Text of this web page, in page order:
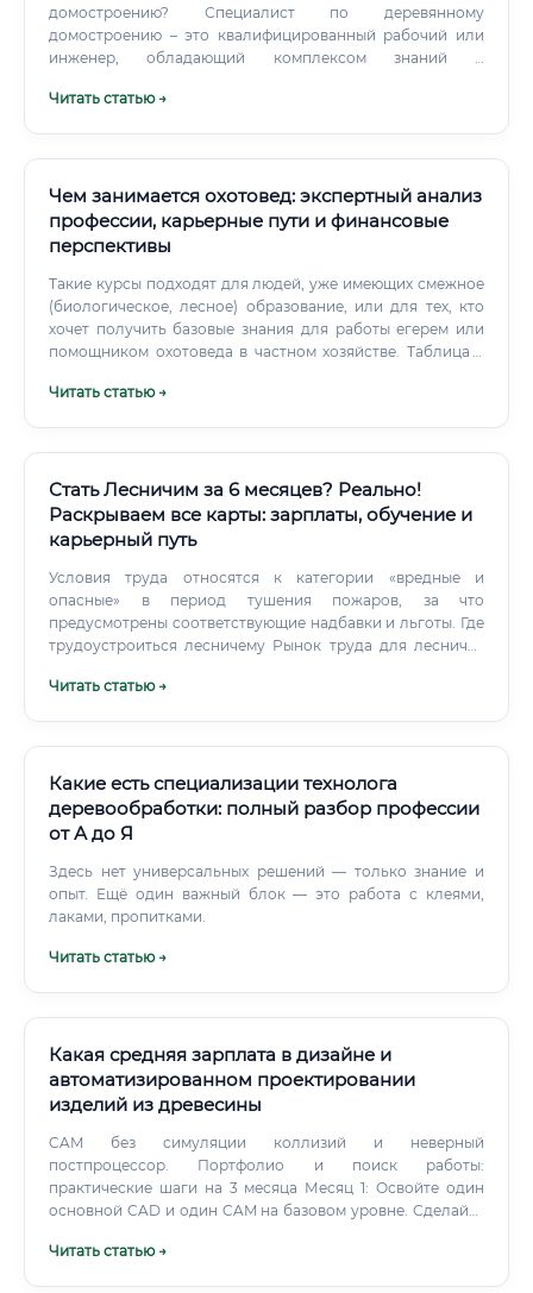
домостроению? Специалист по деревянному
домостроению – это квалифицированный рабочий или
инженер, обладающий комплексом знаний и
зданий из древесины. Эта профессия находится на стыке
Читать статью →
Чем занимается охотовед: экспертный анализ
профессии, карьерные пути и финансовые
перспективы
Такие курсы подходят для людей, уже имеющих смежное
(биологическое, лесное) образование, или для тех, кто
хочет получить базовые знания для работы егерем или
помощником охотоведа в частном хозяйстве. Таблица 1:
учиться? Современное охотоведение — это наука,
Читать статью →
Стать Лесничим за 6 месяцев? Реально!
Раскрываем все карты: зарплаты, обучение и
карьерный путь
Условия труда относятся к категории «вредные и
опасные» в период тушения пожаров, за что
предусмотрены соответствующие надбавки и льготы. Где
трудоустроиться лесничему Рынок труда для лесничих
Читать статью →
Какие есть специализации технолога
деревообработки: полный разбор профессии
от А до Я
Здесь нет универсальных решений — только знание и
опыт. Ещё один важный блок — это работа с клеями,
лаками, пропитками.
Читать статью →
Какая средняя зарплата в дизайне и
автоматизированном проектировании
изделий из древесины
CAM без симуляции коллизий и неверный
постпроцессор. Портфолио и поиск работы:
практические шаги на 3 месяца Месяц 1: Освойте один
основной CAD и один CAM на базовом уровне. Сделайте
Читать статью →